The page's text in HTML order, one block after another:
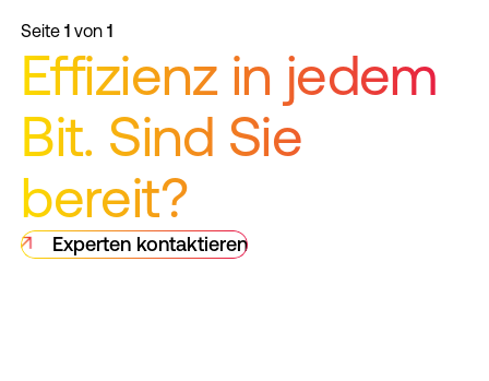
uns dabei, die Website und Ihre Erfahrung zu
verbessern. Sie können Ihre Zustimmung
jederzeit widerrufen.
Seite1 von1
Effizienz in jedem
Bit. Sind Sie
bereit?
Experten kontaktieren